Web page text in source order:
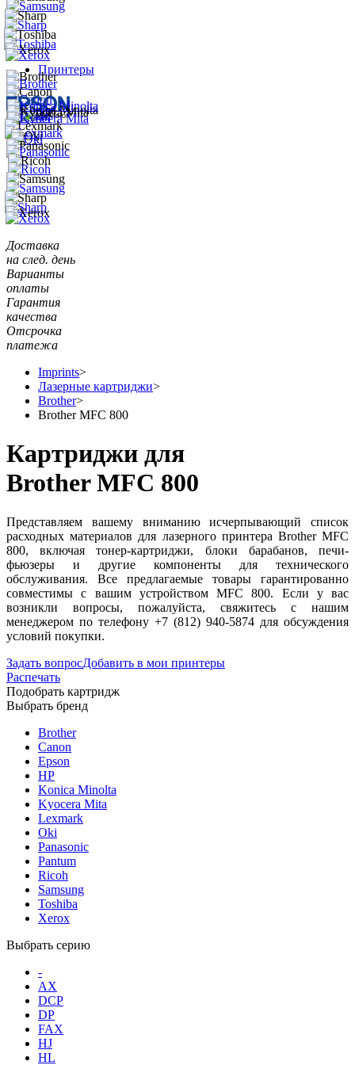
Принтеры
Доставка
на след. день
Варианты
оплаты
Гарантия
качества
Отсрочка
платежа
Imprints>
Лазерные картриджи>
Brother>
Brother MFC 800
Картриджи для
Brother MFC 800
Представляем вашему вниманию исчерпывающий список
расходных материалов для лазерного принтера Brother MFC
800, включая тонер-картриджи, блоки барабанов, печи-
фьюзеры и другие компоненты для технического
обслуживания. Все предлагаемые товары гарантированно
совместимы с вашим устройством MFC 800. Если у вас
возникли вопросы, пожалуйста, свяжитесь с нашим
менеджером по телефону +7 (812) 940-5874 для обсуждения
условий покупки.
Задать вопросДобавить в мои принтеры
Распечать
Подобрать картридж
Выбрать бренд
Brother
Canon
Epson
HP
Konica Minolta
Kyocera Mita
Lexmark
Oki
Panasonic
Pantum
Ricoh
Samsung
Toshiba
Xerox
Выбрать серию
-
AX
DCP
DP
FAX
HJ
HL